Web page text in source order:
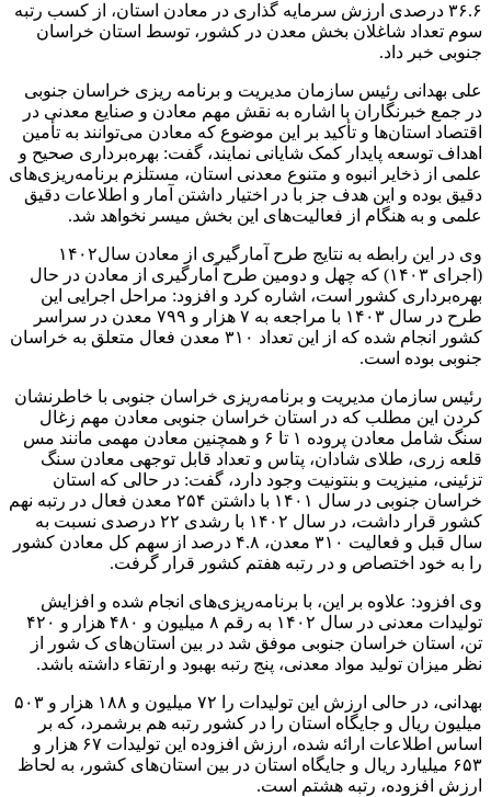
۳۶.۶ درصدی ارزش سرمایه گذاری در معادن استان، از کسب رتبه
سوم تعداد شاغلان بخش معدن در کشور، توسط استان خراسان
جنوبی خبر داد.
علی بهدانی رئیس سازمان مدیریت و برنامه ریزی خراسان جنوبی
در جمع خبرنگاران با اشاره به نقش مهم معادن و صنایع معدنی در
اقتصاد استان‌ها و تأکید بر این موضوع که معادن می‌توانند به تأمین
اهداف توسعه پایدار کمک شایانی نمایند، گفت: بهره‌برداری صحیح و
علمی از ذخایر انبوه و متنوع معدنی استان، مستلزم برنامه‌ریزی‌های
دقیق بوده و این هدف جز با در اختیار داشتن آمار و اطلاعات دقیق
علمی و به هنگام از فعالیت‌های این بخش میسر نخواهد شد.
وی در این رابطه به نتایج طرح آمارگیری از معادن سال۱۴۰۲
(اجرای ۱۴۰۳) که چهل و دومین طرح آمارگیری از معادن در حال
بهره‌برداری کشور است، اشاره کرد و افزود: مراحل اجرایی این
طرح در سال ۱۴۰۳ با مراجعه به ۷ هزار و ۷۹۹ معدن در سراسر
کشور انجام شده که از این تعداد ۳۱۰ معدن فعال متعلق به خراسان
جنوبی بوده است.
رئیس سازمان مدیریت و برنامه‌ریزی خراسان جنوبی با خاطرنشان
کردن این مطلب که در استان خراسان جنوبی معادن مهم زغال
سنگ شامل معادن پروده ۱ تا ۶ و همچنین معادن مهمی مانند مس
قلعه زری، طلای شادان، پتاس و تعداد قابل توجهی معادن سنگ
تزئینی، منیزیت و بنتونیت وجود دارد، گفت: در حالی که استان
خراسان جنوبی در سال ۱۴۰۱ با داشتن ۲۵۴ معدن فعال در رتبه نهم
کشور قرار داشت، در سال ۱۴۰۲ با رشدی ۲۲ درصدی نسبت به
سال قبل و فعالیت ۳۱۰ معدن، ۴.۸ درصد از سهم کل معادن کشور
را به خود اختصاص و در رتبه هفتم کشور قرار گرفت.
وی افزود: علاوه بر این، با برنامه‌ریزی‌های انجام شده و افزایش
تولیدات معدنی در سال ۱۴۰۲ به رقم ۸ میلیون و ۴۸۰ هزار و ۴۲۰
تن، استان خراسان جنوبی موفق شد در بین استان‌های ک شور از
نظر میزان تولید مواد معدنی، پنج رتبه بهبود و ارتقاء داشته باشد.
بهدانی، در حالی ارزش این تولیدات را ۷۲ میلیون و ۱۸۸ هزار و ۵۰۳
میلیون ریال و جایگاه استان را در کشور رتبه هم برشمرد، که بر
اساس اطلاعات ارائه شده، ارزش افزوده این تولیدات ۶۷ هزار و
۶۵۳ میلیارد ریال و جایگاه استان در بین استان‌های کشور، به لحاظ
ارزش افزوده، رتبه هشتم است.